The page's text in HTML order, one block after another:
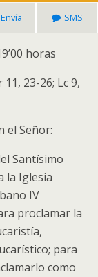
Envía SMS
horas
11, 23-26; Lc 9,
el Señor:
Santísimo
la Iglesia
IV
proclamar la
para
como